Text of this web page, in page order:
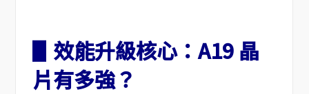
▋效能升級核心：A19 晶
片有多強？